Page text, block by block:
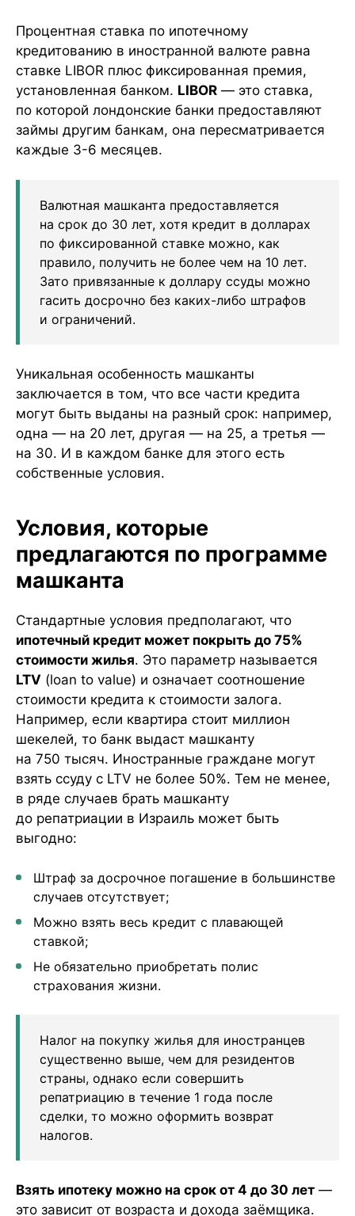
Процентная ставка по ипотечному
кредитованию в иностранной валюте равна
ставке LIBOR плюс фиксированная премия,
установленная банком. LIBOR — это ставка,
по которой лондонские банки предоставляют
займы другим банкам, она пересматривается
каждые 3-6 месяцев.
Валютная машканта предоставляется
на срок до 30 лет, хотя кредит в долларах
по фиксированной ставке можно, как
правило, получить не более чем на 10 лет.
Зато привязанные к доллару ссуды можно
гасить досрочно без каких-либо штрафов
и ограничений.
Уникальная особенность машканты
заключается в том, что все части кредита
могут быть выданы на разный срок: например,
одна — на 20 лет, другая — на 25, а третья —
на 30. И в каждом банке для этого есть
собственные условия.
Условия, которые
предлагаются по программе
машканта
Стандартные условия предполагают, что
ипотечный кредит может покрыть до 75%
стоимости жилья. Это параметр называется
LTV (loan to value) и означает соотношение
стоимости кредита к стоимости залога.
Например, если квартира стоит миллион
шекелей, то банк выдаст машканту
на 750 тысяч. Иностранные граждане могут
взять ссуду с LTV не более 50%. Тем не менее,
в ряде случаев брать машканту
до репатриации в Израиль может быть
выгодно:
Штраф за досрочное погашение в большинстве
случаев отсутствует;
Можно взять весь кредит с плавающей
ставкой;
Не обязательно приобретать полис
страхования жизни.
Налог на покупку жилья для иностранцев
существенно выше, чем для резидентов
страны, однако если совершить
репатриацию в течение 1 года после
сделки, то можно оформить возврат
налогов.
Взять ипотеку можно на срок от 4 до 30 лет —
это зависит от возраста и дохода заёмщика.